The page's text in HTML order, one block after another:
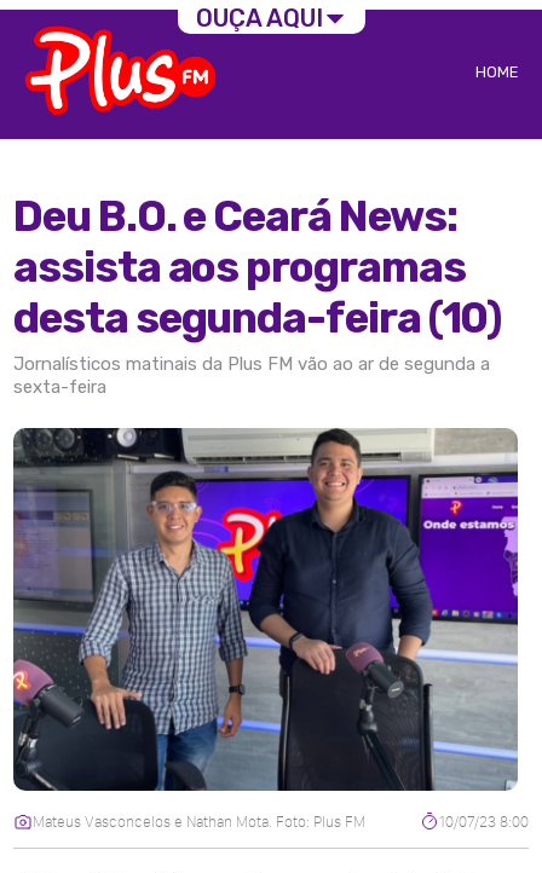
HOME
Deu B.O. e Ceará News:
assista aos programas
desta segunda-feira (10)
Jornalísticos matinais da Plus FM vão ao ar de segunda a
sexta-feira
Mateus Vasconcelos e Nathan Mota. Foto: Plus FM 10/07/23 8:00
OUÇA AQUI